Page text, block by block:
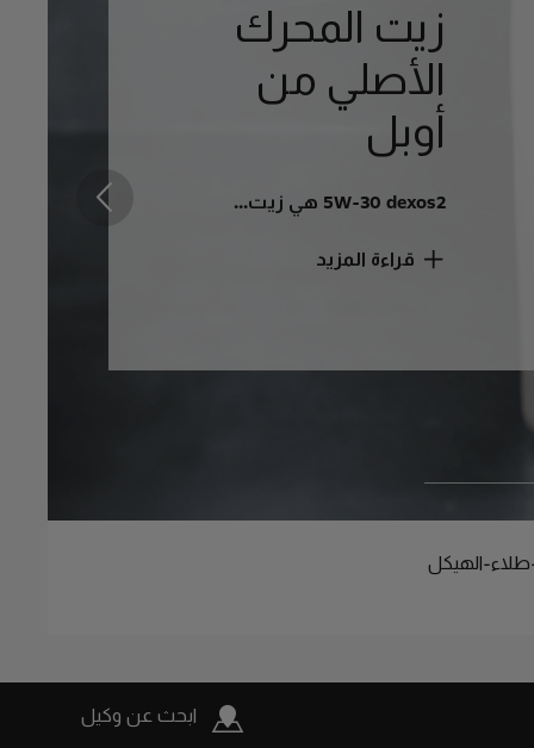
زيت المحرك
الأصلي من
أوبل
5W-30 dexos2 هي زيت...
قراءة المزيد
طلاء-الهيكل
ابحث عن وكيل